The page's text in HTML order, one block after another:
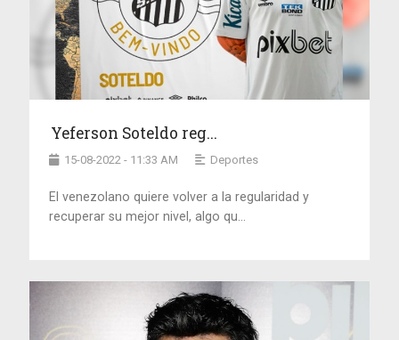
Yeferson Soteldo reg...
15-08-2022 - 11:33 AM Deportes
El venezolano quiere volver a la regularidad y
recuperar su mejor nivel, algo qu...